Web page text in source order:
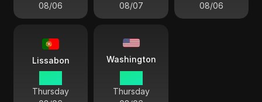
08/06
08/07
08/06
Lissabon
Thursday
Washington
Thursday